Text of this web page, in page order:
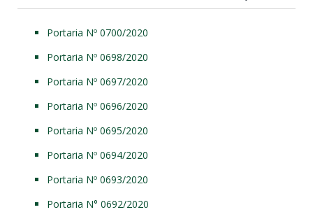
Portaria Nº 0700/2020
Portaria Nº 0698/2020
Portaria Nº 0697/2020
Portaria Nº 0696/2020
Portaria Nº 0695/2020
Portaria Nº 0694/2020
Portaria Nº 0693/2020
Portaria N° 0692/2020